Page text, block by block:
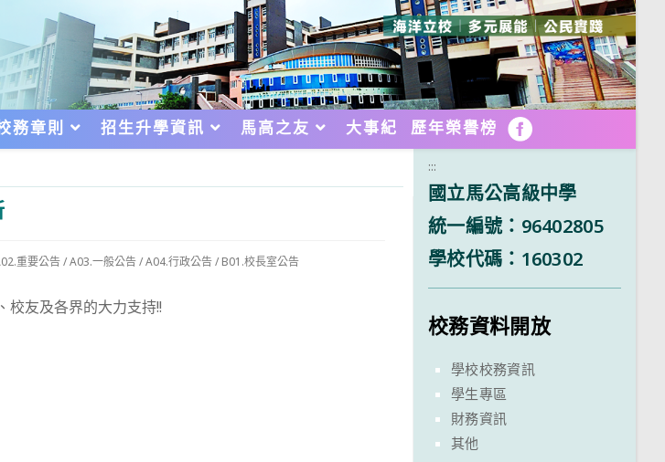
務章則 招生升學資訊 馬高之友 大事紀 歷年榮譽榜 FB
重要公告/A03.一般公告/A04.行政公告/ B01.校長室公告
校友及各界的大力支持!!
:::
國立馬公高級中學
統一編號：96402805
學校代碼：160302
校務資料開放
學校校務資訊
學生專區
財務資訊
其他